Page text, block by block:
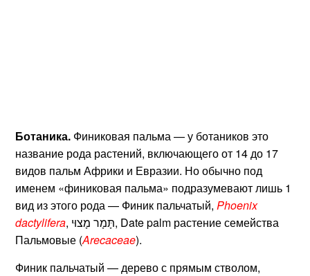
Ботаника. Финиковая пальма — у ботаников это
название рода растений, включающего от 14 до 17
видов пальм Африки и Евразии. Но обычно под
именем «финиковая пальма» подразумевают лишь 1
вид из этого рода — Финик пальчатый,Phoenix
dactylifera, תָּמָר מָצוּי, Date palm растение семейства
Пальмовые (Arecaceae).
Финик пальчатый — дерево с прямым стволом,